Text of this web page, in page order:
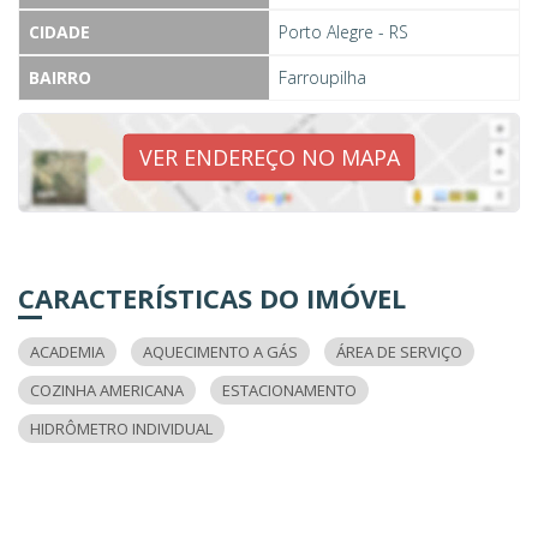
CIDADE
Porto Alegre - RS
BAIRRO
Farroupilha
VER ENDEREÇO NO MAPA
CARACTERÍSTICAS DO IMÓVEL
ACADEMIA AQUECIMENTO A GÁS
ÁREA DE SERVIÇO
COZINHA AMERICANA
ESTACIONAMENTO
HIDRÔMETRO INDIVIDUAL